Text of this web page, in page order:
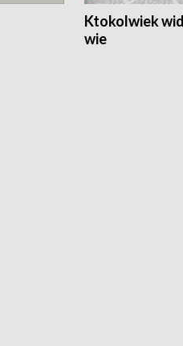
Ktokolwiek
wie